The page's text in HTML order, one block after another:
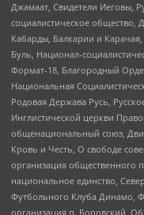
Джамаат, Свидетели Иеговы,
социалистическое
Кабарды, Балкарии и
Буль, Национал-
Формат-18, Благородный
Национальная
Родовая Держава Русь,
Инглистической церкви
общенациональный союз,
Кровь и Честь, О свободе
организация общественного
национальное единство,
Футбольного Клуба Динамо,
организация п. Боровский,